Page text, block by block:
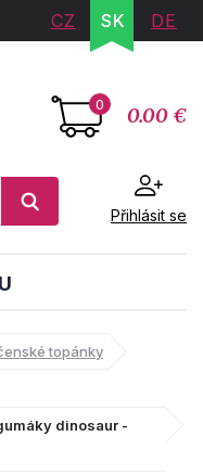
CZ SK DE
0 0.00 €
Přihlásit se
topánky
dinosaur -